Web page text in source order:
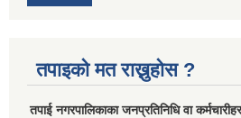
तपाइको मत राख्नुहोस ?
तपा‌ई नगरपालिकाका जनप्रतिनिधि वा